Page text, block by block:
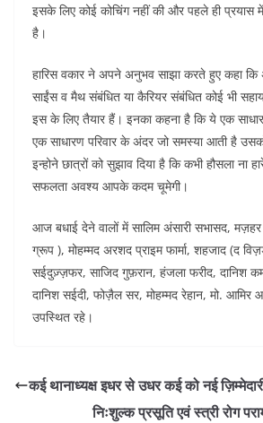
इसके लिए कोई कोचिंग नहीं की और पहले ही प्रयास
है।
हारिस वकार ने अपने अनुभव साझा करते हुए कहा कि
साईंस व मैथ संबंधित या कैरियर संबंधित कोई भी
इस के लिए तैयार हैं। इनका कहना है कि ये एक
एक साधारण परिवार के अंदर जो समस्या आती है
इन्होने छात्रों को सुझाव दिया है कि कभी हौसला ना
सफलता अवश्य आपके कदम चूमेगी।
आज बधाई देने वालों में सालिम अंसारी सभासद,
ग्रूप ), मोहम्मद अरशद प्राइम फार्मा, शहजाद (द
सईदुज़्ज़फर, साजिद गुफ़रान, हंजला फरीद, दानिश
दानिश सईदी, फोज़ैल सर, मोहम्मद रेहान, मो. आमिर
उपस्थित रहे।
कई थानाध्यक्ष इधर से उधर कई को नई
निःशुल्क प्रसूति एवं स्त्री रोग